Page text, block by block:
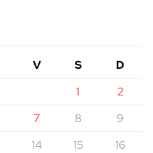
V S
D
1
2
7 8
9
14 15
16